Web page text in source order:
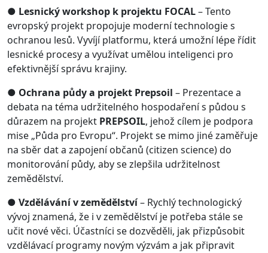
● Lesnický workshop k projektu FOCAL– Tento
evropský projekt propojuje moderní technologie s
ochranou lesů. Vyvíjí platformu, která umožní lépe řídit
lesnické procesy a využívat umělou inteligenci pro
efektivnější správu krajiny.
● Ochrana půdy a projekt Prepsoil – Prezentace a
debata na téma udržitelného hospodaření s půdou s
důrazem na projekt PREPSOIL, jehož cílem je podpora
mise „Půda pro Evropu“. Projekt se mimo jiné zaměřuje
na sběr dat a zapojení občanů (citizen science) do
monitorování půdy, aby se zlepšila udržitelnost
zemědělství.
● Vzdělávání v zemědělství– Rychlý technologický
vývoj znamená, že i v zemědělství je potřeba stále se
učit nové věci. Účastníci se dozvěděli, jak přizpůsobit
vzdělávací programy novým výzvám a jak připravit